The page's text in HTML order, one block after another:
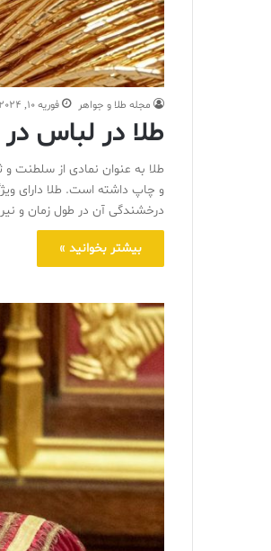
مجله طلا و جواهر فوریه 10, 2024
طلا در لباس
طلا به عنوان نمادی از سلطنت
و چاپ داشته است. طلا دارای
درخشندگی آن در طول زمان و
بیشتر بخوانید »